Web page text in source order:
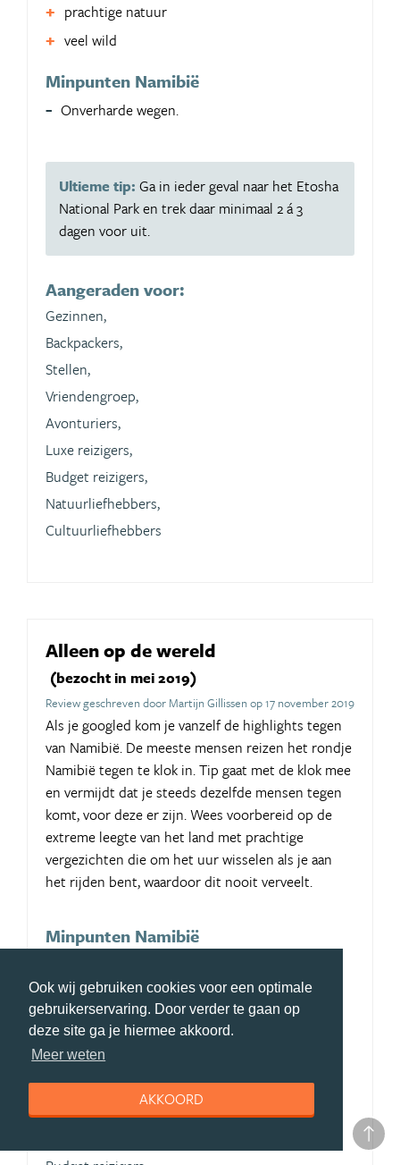
Ook wij gebruiken cookies voor een optimale
gebruikerservaring. Door verder te gaan op
deze site ga je hiermee akkoord.
Meer weten
AKKOORD
prachtige natuur
veel wild
Minpunten Namibië
Onverharde wegen.
Ultieme tip: Ga in ieder geval naar het Etosha
National Park en trek daar minimaal 2 á 3
dagen voor uit.
Aangeraden voor:
Gezinnen,
Backpackers,
Stellen,
Vriendengroep,
Avonturiers,
Luxe reizigers,
Budget reizigers,
Natuurliefhebbers,
Cultuurliefhebbers
Alleen op de wereld
(bezocht in mei 2019)
Review geschreven door Martijn Gillissen op 17 november 2019
Als je googled kom je vanzelf de highlights tegen
van Namibië. De meeste mensen reizen het rondje
Namibië tegen te klok in. Tip gaat met de klok mee
en vermijdt dat je steeds dezelfde mensen tegen
komt, voor deze er zijn. Wees voorbereid op de
extreme leegte van het land met prachtige
vergezichten die om het uur wisselen als je aan
het rijden bent, waardoor dit nooit verveelt.
Minpunten Namibië
Aangeraden voor:
Gezinnen,
Stellen,
Vriendengroep,
Avonturiers,